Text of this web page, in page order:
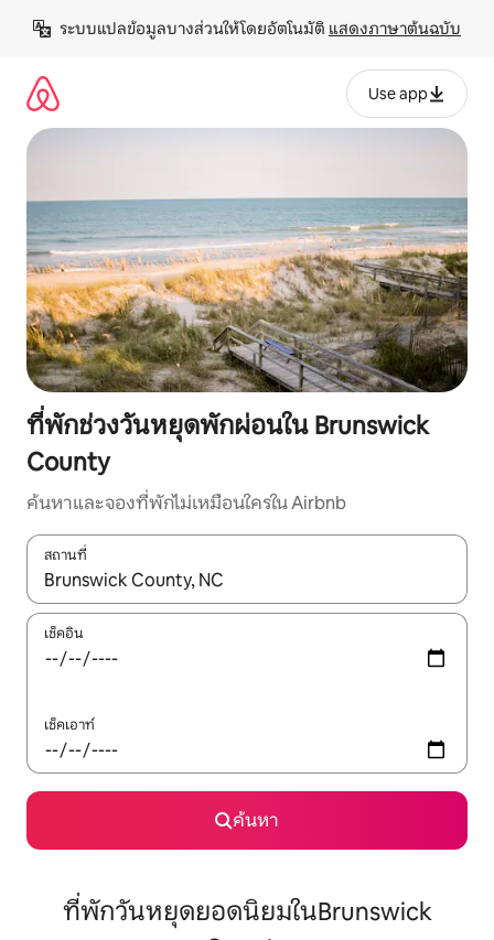
เนื้อหา
ระบบแปลข้อมูลบางส่วนให้โดยอัตโนมัติ แสดงภาษาต้นฉบับ
Use app
ที่พักช่วงวันหยุดพักผ่อนใน Brunswick
County
ค้นหาและจองที่พักไม่เหมือนใครใน Airbnb
สถานที่
ใช้ลูกศรขึ้นลง หรือใช้การสัมผัสหรือปัด เพื่อสำรวจผลการค้นหา
เช็คอิน
เช็คเอาท์
ค้นหา
ที่พักวันหยุดยอดนิยมในBrunswick